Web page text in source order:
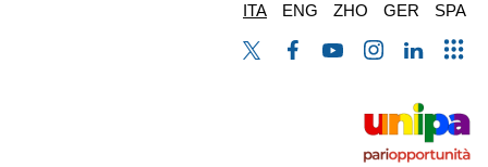
ITA ENG ZHO GER SPA